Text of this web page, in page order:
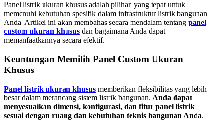
Panel listrik ukuran khusus adalah pilihan yang tepat untuk
memenuhi kebutuhan spesifik dalam infrastruktur listrik bangunan
Anda. Artikel ini akan membahas secara mendalam tentang panel
custom ukuran khusus dan bagaimana Anda dapat
memanfaatkannya secara efektif.
Keuntungan Memilih Panel Custom Ukuran
Khusus
Panel listrik ukuran khusus memberikan fleksibilitas yang lebih
besar dalam merancang sistem listrik bangunan. Anda dapat
menyesuaikan dimensi, konfigurasi, dan fitur panel listrik
sesuai dengan ruang dan kebutuhan teknis bangunan Anda.